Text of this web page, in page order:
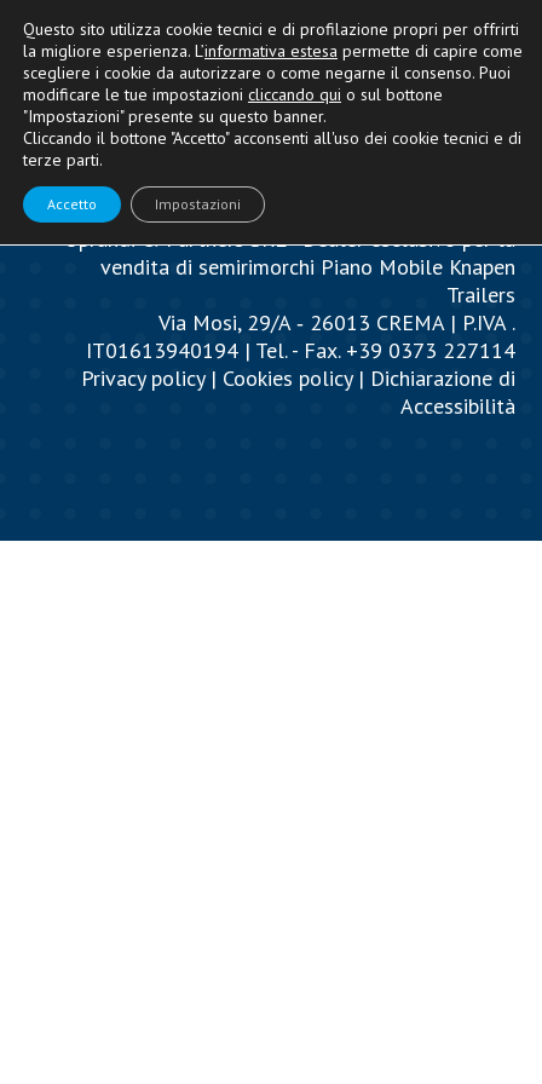
Oprandi & Partners SRL - Dealer esclusivo per la
vendita di semirimorchi Piano Mobile Knapen
Trailers
Via Mosi, 29/A ‐ 26013 CREMA | P.IVA .
IT01613940194 | Tel. - Fax. +39 0373 227114
Privacy policy| Cookies policy| Dichiarazione di
Accessibilità
Questo sito utilizza cookie tecnici e di profilazione propri per offrirti
la migliore esperienza. L’informativa estesa permette di capire come
scegliere i cookie da autorizzare o come negarne il consenso. Puoi
modificare le tue impostazioni cliccando qui o sul bottone
"Impostazioni" presente su questo banner.
Cliccando il bottone "Accetto" acconsenti all'uso dei cookie tecnici e di
terze parti.
Accetto Impostazioni